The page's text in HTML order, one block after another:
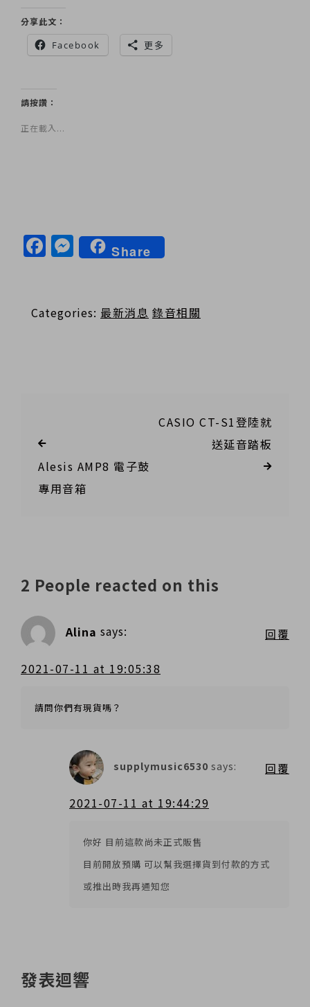
分享此文：
Facebook 更多
請按讚：
正在載入...
Facebook
Messenger
Share
Categories: 最新消息 錄音相關
Alesis AMP8 電子鼓
專用音箱
CASIO CT-S1登陸就
送延音踏板
2 People reacted on this
回覆
Alina says:
2021-07-11 at 19:05:38
請問你們有現貨嗎？
回覆
supplymusic6530 says:
2021-07-11 at 19:44:29
你好 目前這款尚未正式販售
目前開放預購 可以幫我選擇貨到付款的方式
或推出時我再通知您
發表迴響